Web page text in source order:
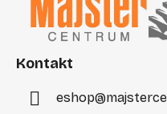
Kontakt
eshop@